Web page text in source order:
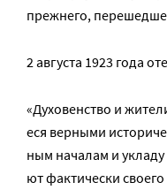
прежнего,
2 августа 1923 года
«Ду­хо­вен­ство и
е­ся вер­ны­ми
ным на­ча­лам и
ют фак­ти­че­ски